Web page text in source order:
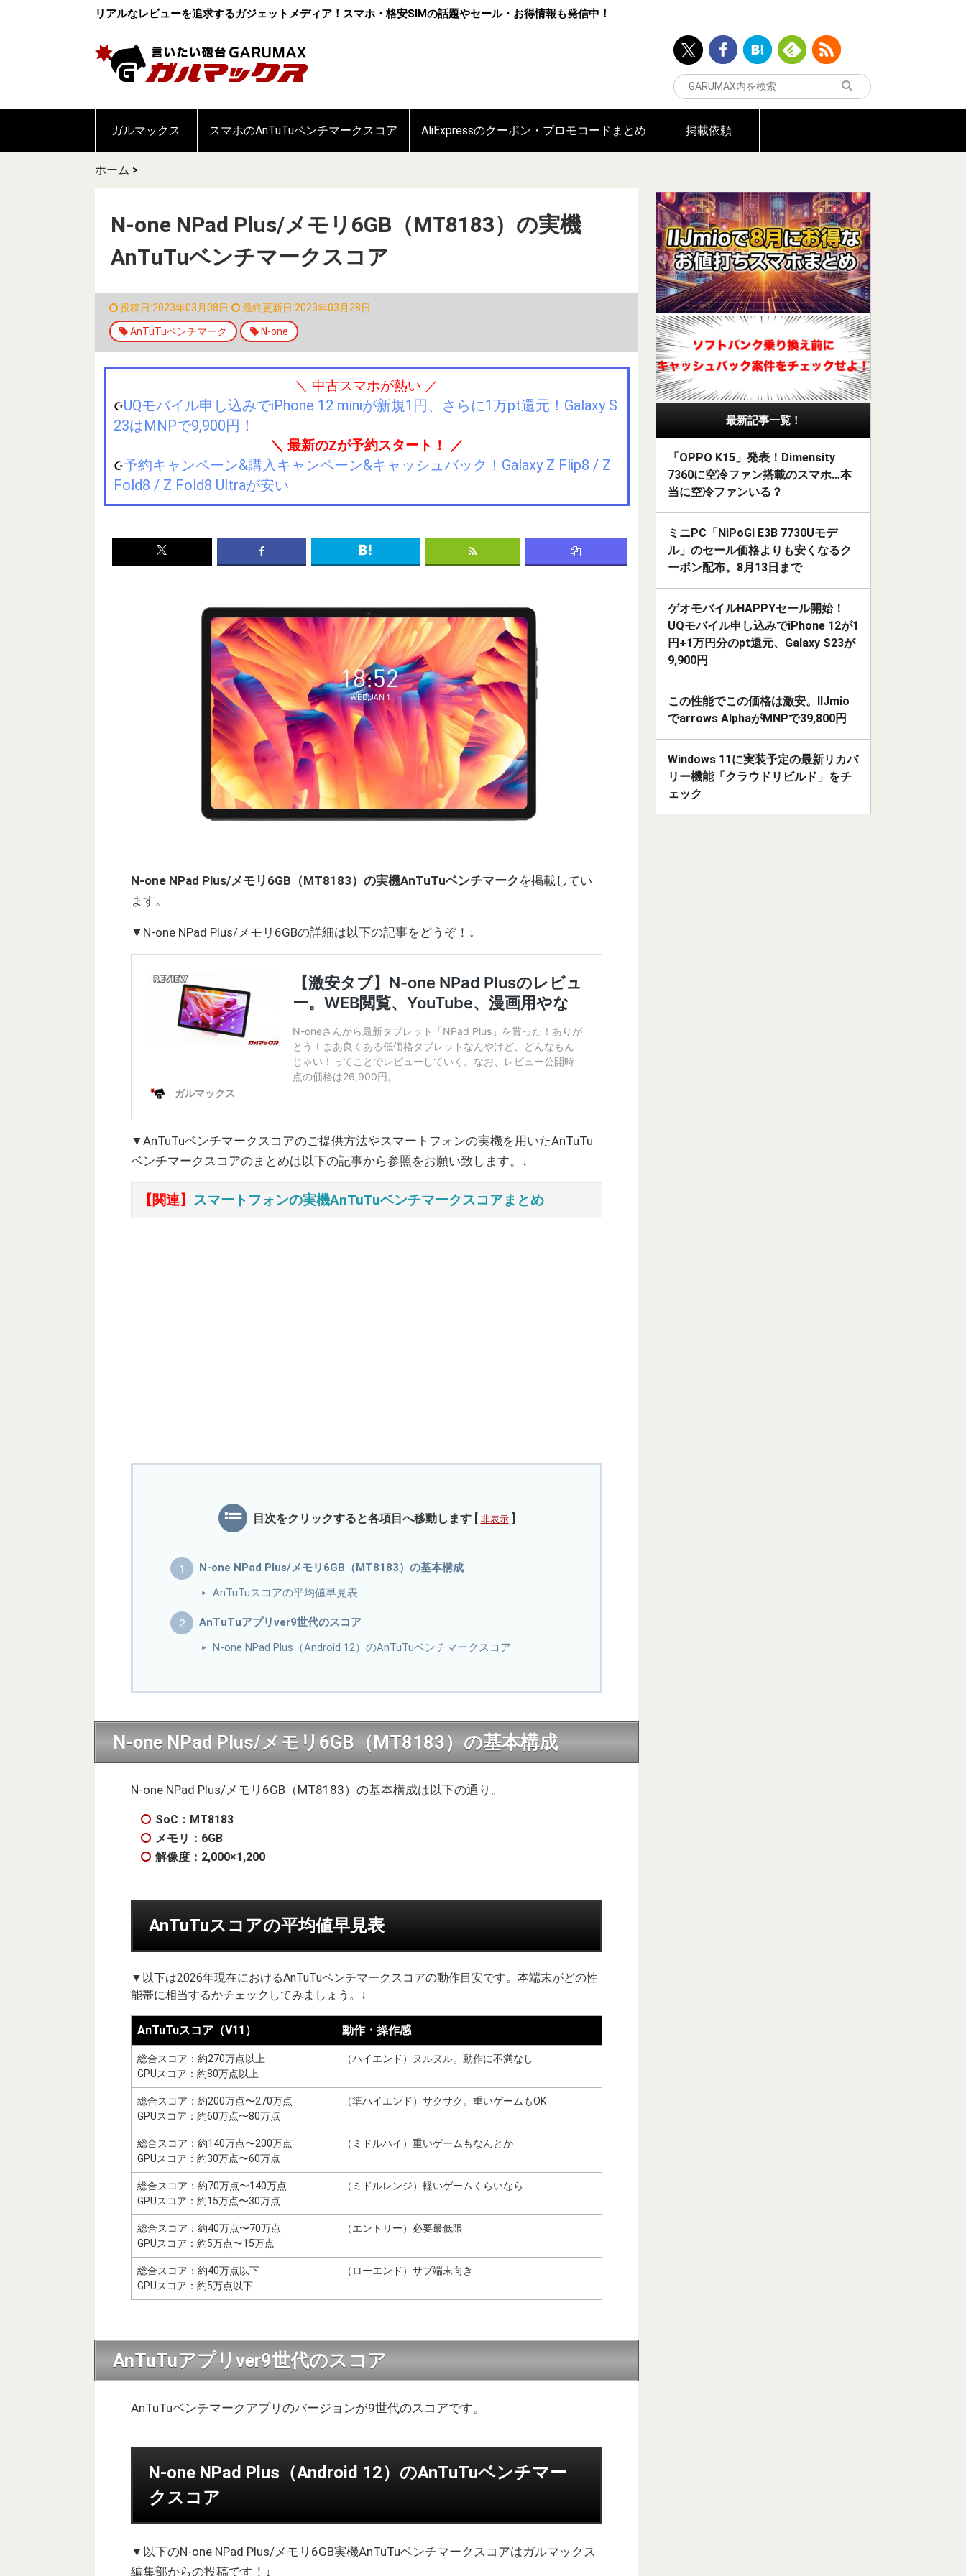
リアルなレビューを追求するガジェットメディア！スマホ・格安SIMの話題やセール・お得情報も発信中！
ガルマックス スマホのAnTuTuベンチマークスコア AliExpressのクーポン・プロモコードまとめ 掲載依頼
ホーム >
N-one NPad Plus/メモリ6GB（MT8183）の実機
AnTuTuベンチマークスコア
投稿日:2023年03月08日 最終更新日:2023年03月28日
AnTuTuベンチマーク N-one
＼ 中古スマホが熱い ／
☪️UQモバイル申し込みでiPhone 12 miniが新規1円、さらに1万pt還元！Galaxy S
23はMNPで9,900円！
＼ 最新のZが予約スタート！ ／
☪️予約キャンペーン&購入キャンペーン&キャッシュバック！Galaxy Z Flip8 / Z
Fold8 / Z Fold8 Ultraが安い
N-one NPad Plus/メモリ6GB（MT8183）の実機AnTuTuベンチマーク を掲載してい
ます。
▼N-one NPad Plus/メモリ6GBの詳細は以下の記事をどうぞ！↓
▼AnTuTuベンチマークスコアのご提供方法やスマートフォンの実機を用いたAnTuTu
ベンチマークスコアのまとめは以下の記事から参照をお願い致します。↓
【関連】 スマートフォンの実機AnTuTuベンチマークスコアまとめ
目次をクリックすると各項目へ移動します [ 非表示 ]
N-one NPad Plus/メモリ6GB（MT8183）の基本構成
AnTuTuスコアの平均値早見表
AnTuTuアプリver9世代のスコア
N-one NPad Plus（Android 12）のAnTuTuベンチマークスコア
N-one NPad Plus/メモリ6GB（MT8183）の基本構成
N-one NPad Plus/メモリ6GB（MT8183）の基本構成は以下の通り。
SoC：MT8183
メモリ：6GB
解像度：2,000×1,200
AnTuTuスコアの平均値早見表
▼以下は2026年現在におけるAnTuTuベンチマークスコアの動作目安です。本端末がどの性
能帯に相当するかチェックしてみましょう。↓
AnTuTuスコア（V11） 動作・操作感
総合スコア：約270万点以上
GPUスコア：約80万点以上
（ハイエンド）ヌルヌル。動作に不満なし
総合スコア：約200万点〜270万点
GPUスコア：約60万点〜80万点
（準ハイエンド）サクサク。重いゲームもOK
総合スコア：約140万点〜200万点
GPUスコア：約30万点〜60万点
（ミドルハイ）重いゲームもなんとか
総合スコア：約70万点〜140万点
GPUスコア：約15万点〜30万点
（ミドルレンジ）軽いゲームくらいなら
総合スコア：約40万点〜70万点
GPUスコア：約5万点〜15万点
（エントリー）必要最低限
総合スコア：約40万点以下
GPUスコア：約5万点以下
（ローエンド）サブ端末向き
AnTuTuアプリver9世代のスコア
AnTuTuベンチマークアプリのバージョンが9世代のスコアです。
N-one NPad Plus（Android 12）のAnTuTuベンチマー
クスコア
▼以下のN-one NPad Plus/メモリ6GB実機AnTuTuベンチマークスコアはガルマックス
編集部からの投稿です！↓
最新記事一覧！
「OPPO K15」発表！Dimensity
7360に空冷ファン搭載のスマホ…本
当に空冷ファンいる？
ミニPC「NiPoGi E3B 7730Uモデ
ル」のセール価格よりも安くなるク
ーポン配布。8月13日まで
ゲオモバイルHAPPYセール開始！
UQモバイル申し込みでiPhone 12が1
円+1万円分のpt還元、Galaxy S23が
9,900円
この性能でこの価格は激安。IIJmio
でarrows AlphaがMNPで39,800円
Windows 11に実装予定の最新リカバ
リー機能「クラウドリビルド」をチ
ェック